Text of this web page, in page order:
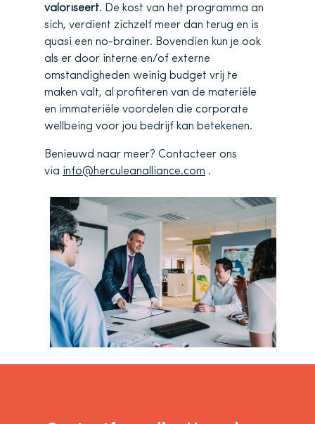
valoriseert. De kost van het programma an
sich, verdient zichzelf meer dan terug en is
quasi een no-brainer. Bovendien kun je ook
als er door interne en/of externe
omstandigheden weinig budget vrij te
maken valt, al profiteren van de materiële
en immateriële voordelen die corporate
wellbeing voor jou bedrijf kan betekenen.
Benieuwd naar meer? Contacteer ons
via info@herculeanalliance.com .